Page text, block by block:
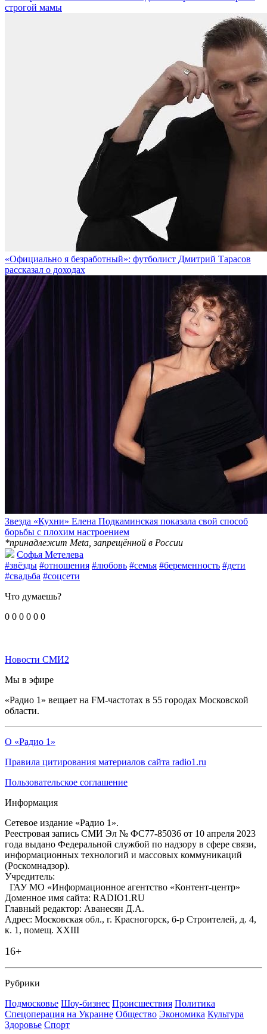
строгой мамы
«Официально я безработный»: футболист Дмитрий Тарасов
рассказал о доходах
Звезда «Кухни» Елена Подкаминская показала свой способ
борьбы с плохим настроением
*принадлежит Meta, запрещённой в России
Софья Метелева
#звёзды #отношения #любовь #семья #беременность #дети
#свадьба #соцсети
Что думаешь?
0 0 0 0 0 0
Новости СМИ2
Мы в эфире
«Радио 1» вещает на FM-частотах в 55 городах Московской
области.
О «Радио 1»
Правила цитирования материалов сайта radio1.ru
Пользовательское соглашение
Информация
Сетевое издание «Радио 1».
Реестровая запись СМИ Эл № ФС77-85036 от 10 апреля 2023
года выдано Федеральной службой по надзору в сфере связи,
информационных технологий и массовых коммуникаций
(Роскомнадзор).
Учредитель:
ГАУ МО «Информационное агентство «Контент-центр»
Доменное имя сайта: RADIO1.RU
Главный редактор: Аванесян Д.А.
Адрес: Московская обл., г. Красногорск, б-р Строителей, д. 4,
к. 1, помещ. XXIII
16+
Рубрики
Подмосковье Шоу-бизнес Происшествия Политика
Спецоперация на Украине Общество Экономика Культура
Здоровье Спорт